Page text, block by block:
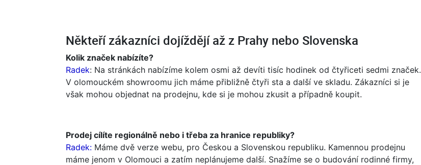
Někteří zákazníci dojíždějí až z Prahy nebo Slovenska
Kolik značek nabízíte?
Radek: Na stránkách nabízíme kolem osmi až devíti tisíc hodinek od čtyřiceti sedmi značek.
V olomouckém showroomu jich máme přibližně čtyři sta a další ve skladu. Zákazníci si je
však mohou objednat na prodejnu, kde si je mohou zkusit a případně koupit.
Prodej cílíte regionálně nebo i třeba za hranice republiky?
Radek: Máme dvě verze webu, pro Českou a Slovenskou republiku. Kamennou prodejnu
máme jenom v Olomouci a zatím neplánujeme další. Snažíme se o budování rodinné firmy,